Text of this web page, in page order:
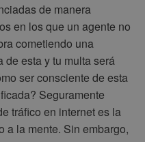
de manera
en los que un agente no
cometiendo una
de esta y tu multa será
ser consciente de esta
Seguramente
tráfico en internet es la
a la mente. Sin embargo,